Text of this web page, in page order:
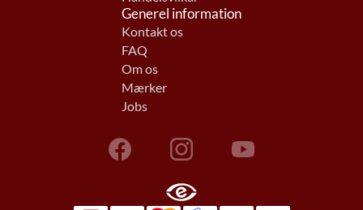
Generel information
Kontakt os
FAQ
Om os
Mærker
Jobs